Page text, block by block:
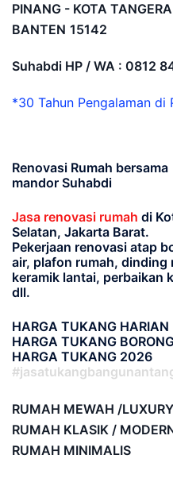
PINANG - KOTA
BANTEN 15142
Suhabdi HP / WA : 0812
*30 Tahun Pengalaman di
Renovasi Rumah bersama
mandor Suhabdi
Jasa renovasi rumah di
Selatan, Jakarta Barat.
Pekerjaan renovasi atap
air, plafon rumah,
keramik lantai, perbaikan
dll.
HARGA TUKANG HARIAN
HARGA TUKANG
HARGA TUKANG 2026
RUMAH MEWAH /LUXURY
RUMAH KLASIK /
RUMAH MINIMALIS